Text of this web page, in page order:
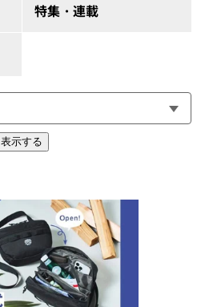
特集・連載
表示する